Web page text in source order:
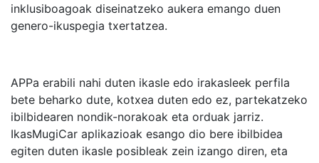
inklusiboagoak diseinatzeko aukera emango duen
genero-ikuspegia txertatzea.
APPa erabili nahi duten ikasle edo irakasleek perfila
bete beharko dute, kotxea duten edo ez, partekatzeko
ibilbidearen nondik-norakoak eta orduak jarriz.
IkasMugiCar aplikazioak esango dio bere ibilbidea
egiten duten ikasle posibleak zein izango diren, eta